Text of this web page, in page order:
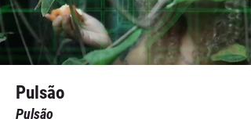
Pulsão
Pulsão